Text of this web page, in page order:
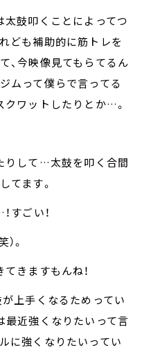
太鼓叩くことによってつ
ども補助的に筋トレを
、今映像見てもらてるん
ムって僕らで言ってる
クワットしたりとか…。
りして…太鼓を叩く合間
てます。
すごい！
。
きますもんね！
上手くなるためってい
最近強くなりたいって言
に強くなりたいってい